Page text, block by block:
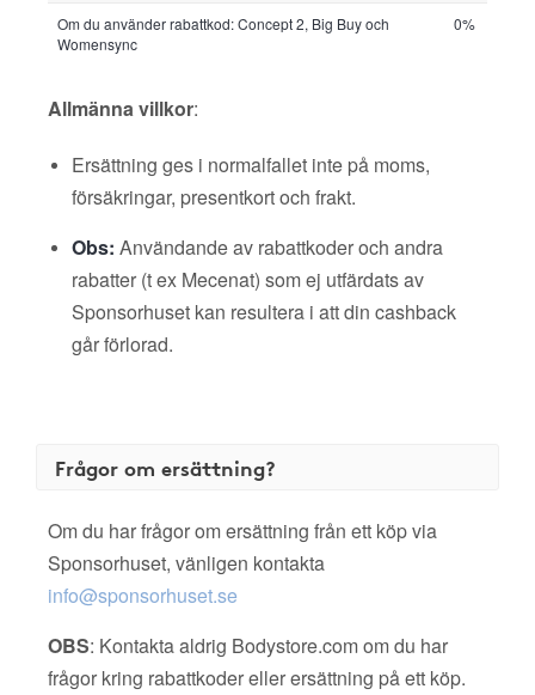
Om du använder rabattkod: Concept 2, Big Buy och
Womensync
0%
Allmänna villkor:
Ersättning ges i normalfallet inte på moms,
försäkringar, presentkort och frakt.
Obs: Användande av rabattkoder och andra
rabatter (t ex Mecenat) som ej utfärdats av
Sponsorhuset kan resultera i att din cashback
går förlorad.
Frågor om ersättning?
Om du har frågor om ersättning från ett köp via
Sponsorhuset, vänligen kontakta
info@sponsorhuset.se
OBS: Kontakta aldrig Bodystore.com om du har
frågor kring rabattkoder eller ersättning på ett köp.